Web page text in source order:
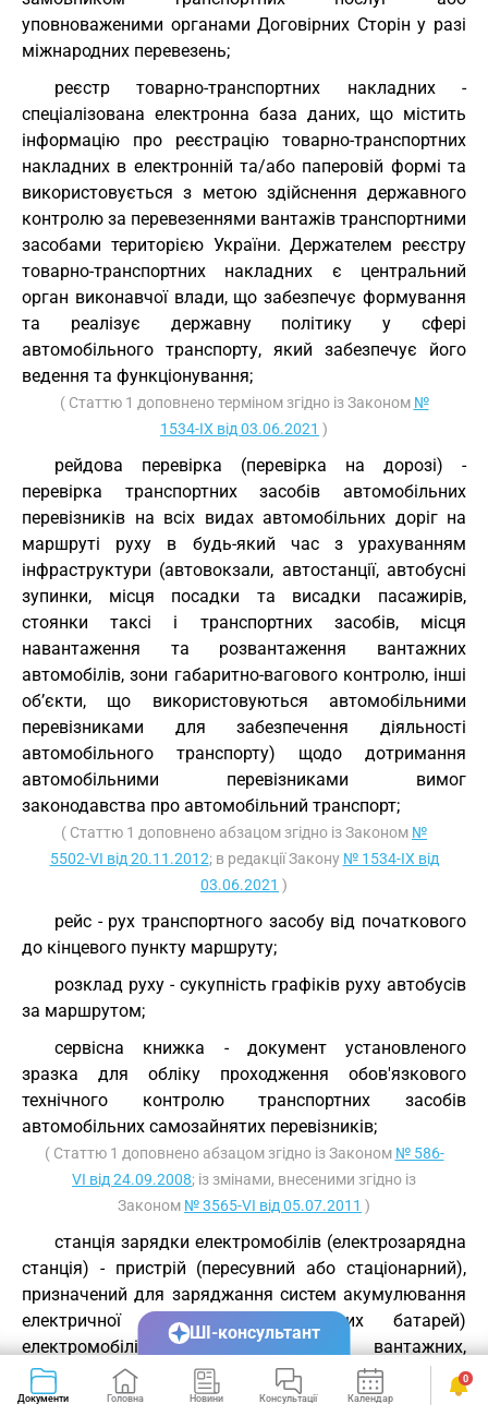
уповноваженими органами Договірних Сторін у разі
міжнародних перевезень;
реєстр товарно-транспортних накладних -
спеціалізована електронна база даних, що містить
інформацію про реєстрацію товарно-транспортних
накладних в електронній та/або паперовій формі та
використовується з метою здійснення державного
контролю за перевезеннями вантажів транспортними
засобами територією України. Держателем реєстру
товарно-транспортних накладних є центральний
орган виконавчої влади, що забезпечує формування
та реалізує державну політику у сфері
автомобільного транспорту, який забезпечує його
ведення та функціонування;
( Статтю 1 доповнено терміном згідно із Законом №
1534-IX від 03.06.2021 )
рейдова перевірка (перевірка на дорозі) -
перевірка транспортних засобів автомобільних
перевізників на всіх видах автомобільних доріг на
маршруті руху в будь-який час з урахуванням
інфраструктури (автовокзали, автостанції, автобусні
зупинки, місця посадки та висадки пасажирів,
стоянки таксі і транспортних засобів, місця
навантаження та розвантаження вантажних
автомобілів, зони габаритно-вагового контролю, інші
об’єкти, що використовуються автомобільними
перевізниками для забезпечення діяльності
автомобільного транспорту) щодо дотримання
автомобільними перевізниками вимог
законодавства про автомобільний транспорт;
( Статтю 1 доповнено абзацом згідно із Законом №
5502-VI від 20.11.2012; в редакції Закону № 1534-IX від
03.06.2021 )
рейс - рух транспортного засобу від початкового
до кінцевого пункту маршруту;
розклад руху - сукупність графіків руху автобусів
за маршрутом;
сервісна книжка - документ установленого
зразка для обліку проходження обов'язкового
технічного контролю транспортних засобів
автомобільних самозайнятих перевізників;
( Статтю 1 доповнено абзацом згідно із Законом № 586-
VI від 24.09.2008; із змінами, внесеними згідно із
Законом № 3565-VI від 05.07.2011 )
станція зарядки електромобілів (електрозарядна
станція) - пристрій (пересувний або стаціонарний),
призначений для заряджання систем акумулювання
електричної енергії (акумуляторних батарей)
електромобілів, електромобілів вантажних,
електромобілів легкових, автомобілів плагін-
гібридних, електробусів та інших електричних
Документи Головна Новини Консультації Календар Сервіси
0
ШІ-консультант